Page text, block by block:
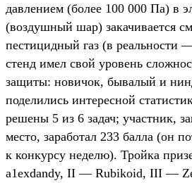
давлением (более 100 000 Па) в
(воздушный шар) закачивается
пестицидный газ (в реальности
стенд имел свой уровень
защиты: новичок, бывалый и
поделились интересной
решены 5 из 6 задач; участник,
место, заработал 233 балла (он
к конкурсу неделю). Тройка
a1exdandy, II — Rubikoid, III —